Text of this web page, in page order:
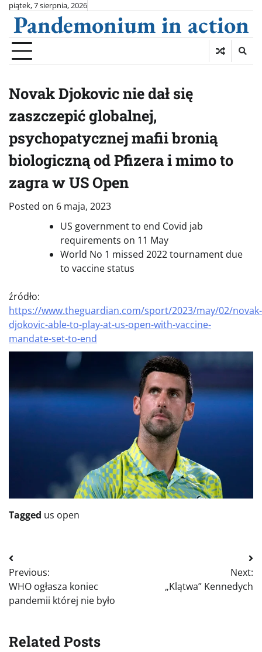
Skip
content
piątek, 7 sierpnia, 2026
Pandemonium in action
Novak Djokovic nie dał się
zaszczepić globalnej,
psychopatycznej mafii bronią
biologiczną od Pfizera i mimo to
zagra w US Open
Posted on 6 maja, 2023
US government to end Covid jab
requirements on 11 May
World No 1 missed 2022 tournament due
to vaccine status
źródło:
https://www.theguardian.com/sport/2023/may/02/novak-
djokovic-able-to-play-at-us-open-with-vaccine-
mandate-set-to-end
Tagged us open
Nawigacja
wpisu
Previous:
WHO ogłasza koniec
pandemii której nie było
Next:
„Klątwa” Kennedych
Related Posts